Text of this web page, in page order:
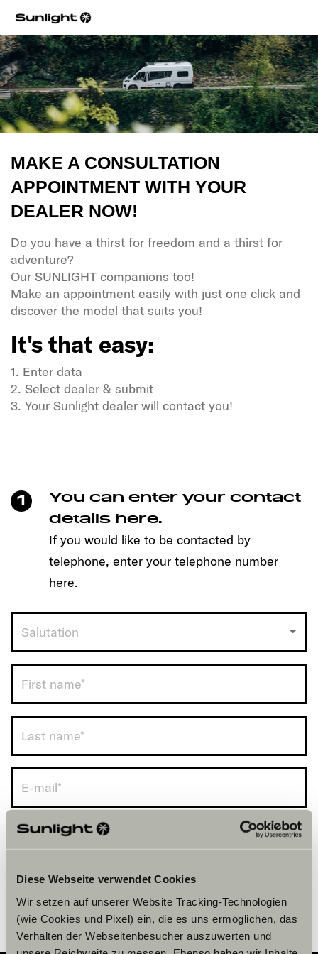
Diese Webseite verwendet Cookies
Wir setzen auf unserer Website Tracking-Technologien
(wie Cookies und Pixel) ein, die es uns ermöglichen, das
Verhalten der Webseitenbesucher auszuwerten und
MAKE A CONSULTATION
APPOINTMENT WITH YOUR
DEALER NOW!
Do you have a thirst for freedom and a thirst for
adventure?
Our SUNLIGHT companions too!
Make an appointment easily with just one click and
discover the model that suits you!
It's that easy:
1. Enter data
2. Select dealer & submit
3. Your Sunlight dealer will contact you!
discover the model that suits you!
It's that easy:
1. Enter data
2. Select dealer & submit
1
You can enter your contact
details here.
If you would like to be contacted by
telephone, enter your telephone number
here.
Salutation
UK (+44)